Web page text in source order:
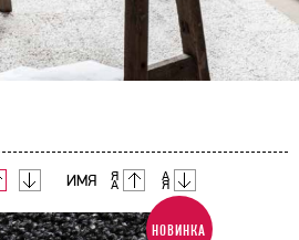
ИМЯ
НОВИНКА